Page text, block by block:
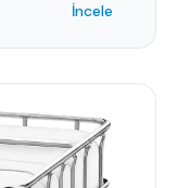
İncele